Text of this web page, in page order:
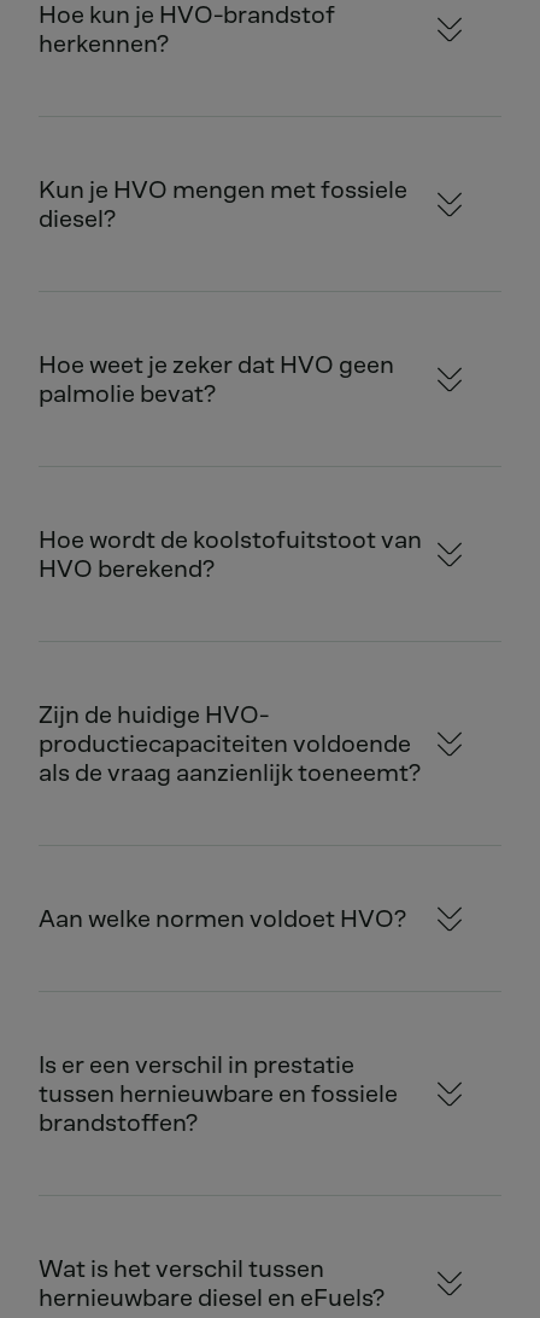
Hoe kun je HVO-brandstof
herkennen?
Kun je HVO mengen met fossiele
diesel?
Hoe weet je zeker dat HVO geen
palmolie bevat?
Hoe wordt de koolstofuitstoot van
HVO berekend?
Zijn de huidige HVO-
productiecapaciteiten voldoende
als de vraag aanzienlijk toeneemt?
Aan welke normen voldoet HVO?
Is er een verschil in prestatie
tussen hernieuwbare en fossiele
brandstoffen?
Wat is het verschil tussen
hernieuwbare diesel en eFuels?